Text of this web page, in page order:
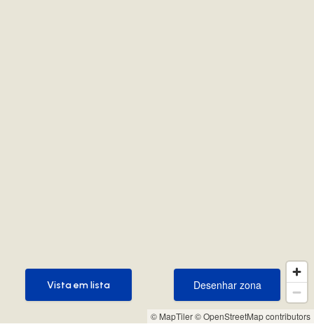
© MapTiler© OpenStreetMap contributors
Desenhar zona
Desenhar zona
Vista em lista
Vista em lista